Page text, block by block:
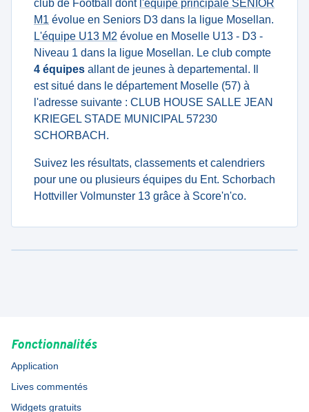
club de Football dont l'équipe principale SENIOR
M1 évolue en Seniors D3 dans la ligue Mosellan.
L'équipe U13 M2 évolue en Moselle U13 - D3 -
Niveau 1 dans la ligue Mosellan. Le club compte
4 équipes allant de jeunes à departemental. Il
est situé dans le département Moselle (57) à
l'adresse suivante : CLUB HOUSE SALLE JEAN
KRIEGEL STADE MUNICIPAL 57230
SCHORBACH.
Suivez les résultats, classements et calendriers
pour une ou plusieurs équipes du Ent. Schorbach
Hottviller Volmunster 13 grâce à Score'n'co.
Fonctionnalités
Application
Lives commentés
Widgets gratuits